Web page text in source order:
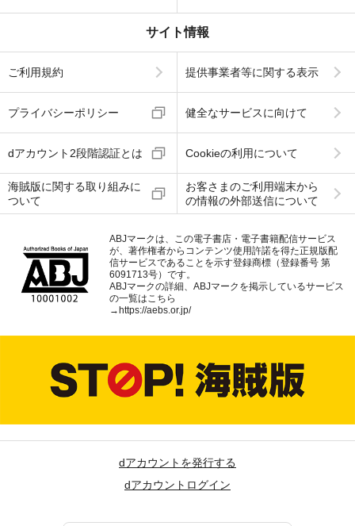
サイト情報
ご利用規約 提供事業者等に関する表示
プライバシーポリシー 健全なサービスに向けて
dアカウント2段階認証とは Cookieの利用について
海賊版に関する取り組みに
ついて
お客さまのご利用端末から
の情報の外部送信について
ABJマークは、この電子書店・電子書籍配信サービス
が、著作権者からコンテンツ使用許諾を得た正規版配
信サービスであることを示す登録商標（登録番号 第
6091713号）です。
ABJマークの詳細、ABJマークを掲示しているサービス
の一覧はこちら
→https://aebs.or.jp/
dアカウントを発行する
dアカウントログイン